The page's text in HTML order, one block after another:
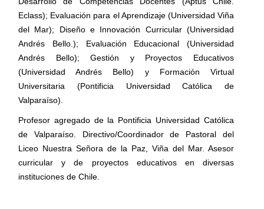
Eclass); Evaluación para el Aprendizaje (Universidad Viña
del Mar); Diseño e Innovación Curricular (Universidad
Andrés Bello.); Evaluación Educacional (Universidad
Andrés Bello); Gestión y Proyectos Educativos
(Universidad Andrés Bello) y Formación Virtual
Universitaria (Pontificia Universidad Católica de
Valparaíso).
Profesor agregado de la Pontificia Universidad Católica
de Valparaíso. Directivo/Coordinador de Pastoral del
Liceo Nuestra Señora de la Paz, Viña del Mar. Asesor
curricular y de proyectos educativos en diversas
instituciones de Chile.